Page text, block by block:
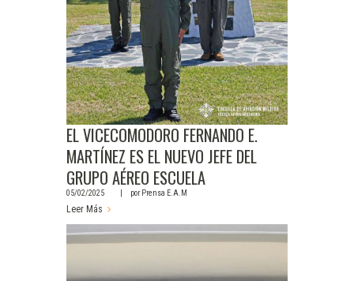
EL VICECOMODORO FERNANDO E.
MARTÍNEZ ES EL NUEVO JEFE DEL
GRUPO AÉREO ESCUELA
05/02/2025 porPrensa E.A.M
Leer Más